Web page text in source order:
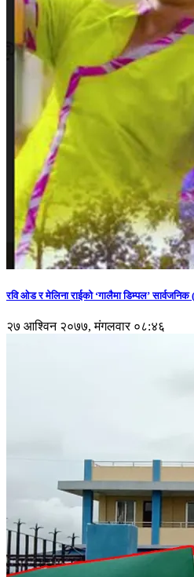
रवि ओड र मेलिना राईको ‘गालैमा डिम्पल’ सार्वजनिक
२७ आश्विन २०७७, मंगलवार ०८:४६